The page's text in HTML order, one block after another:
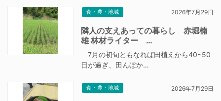
食・農・地域 2026年7月29日
隣人の支えあっての暮らし 赤堀楠
雄 林材ライター …
7月の初旬ともなれば田植えから40~50
日が過ぎ、田んぼか…
食・農・地域 2026年7月29日